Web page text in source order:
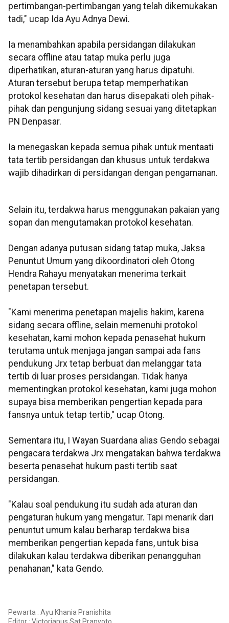
pertimbangan-pertimbangan yang telah dikemukakan
tadi," ucap Ida Ayu Adnya Dewi.
Ia menambahkan apabila persidangan dilakukan
secara offline atau tatap muka perlu juga
diperhatikan, aturan-aturan yang harus dipatuhi.
Aturan tersebut berupa tetap memperhatikan
protokol kesehatan dan harus disepakati oleh pihak-
pihak dan pengunjung sidang sesuai yang ditetapkan
PN Denpasar.
Ia menegaskan kepada semua pihak untuk mentaati
tata tertib persidangan dan khusus untuk terdakwa
wajib dihadirkan di persidangan dengan pengamanan.
Selain itu, terdakwa harus menggunakan pakaian yang
sopan dan mengutamakan protokol kesehatan.
Dengan adanya putusan sidang tatap muka, Jaksa
Penuntut Umum yang dikoordinatori oleh Otong
Hendra Rahayu menyatakan menerima terkait
penetapan tersebut.
"Kami menerima penetapan majelis hakim, karena
sidang secara offline, selain memenuhi protokol
kesehatan, kami mohon kepada penasehat hukum
terutama untuk menjaga jangan sampai ada fans
pendukung Jrx tetap berbuat dan melanggar tata
tertib di luar proses persidangan. Tidak hanya
mementingkan protokol kesehatan, kami juga mohon
supaya bisa memberikan pengertian kepada para
fansnya untuk tetap tertib," ucap Otong.
Sementara itu, I Wayan Suardana alias Gendo sebagai
pengacara terdakwa Jrx mengatakan bahwa terdakwa
beserta penasehat hukum pasti tertib saat
persidangan.
"Kalau soal pendukung itu sudah ada aturan dan
pengaturan hukum yang mengatur. Tapi menarik dari
penuntut umum kalau berharap terdakwa bisa
memberikan pengertian kepada fans, untuk bisa
dilakukan kalau terdakwa diberikan penangguhan
penahanan," kata Gendo.
Pewarta : Ayu Khania Pranishita